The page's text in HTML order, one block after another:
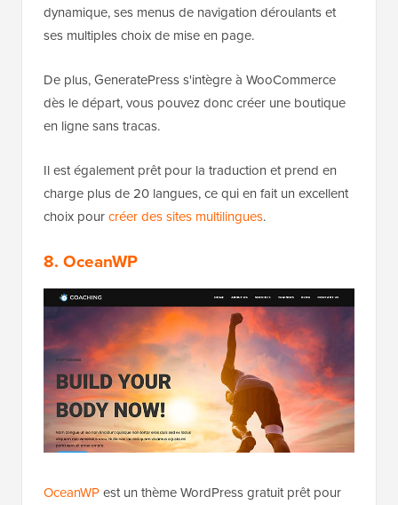
dynamique, ses menus de navigation déroulants et
ses multiples choix de mise en page.
De plus, GeneratePress s'intègre à WooCommerce
dès le départ, vous pouvez donc créer une boutique
en ligne sans tracas.
Il est également prêt pour la traduction et prend en
charge plus de 20 langues, ce qui en fait un excellent
choix pourcréer des sites multilingues.
8. OceanWP
OceanWPest un thème WordPress gratuit prêt pour